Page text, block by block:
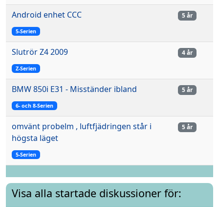
Android enhet CCC
5-Serien
5 år
Slutrör Z4 2009
Z-Serien
4 år
BMW 850i E31 - Misständer ibland
6- och 8-Serien
5 år
omvänt probelm , luftfjädringen står i
högsta läget
5-Serien
5 år
Visa alla startade diskussioner för: